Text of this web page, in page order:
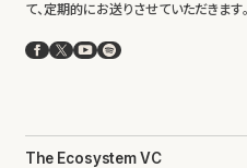
て、定期的にお送りさせていただきます
Facebook
X YouTube
Spotify
The Ecosystem VC